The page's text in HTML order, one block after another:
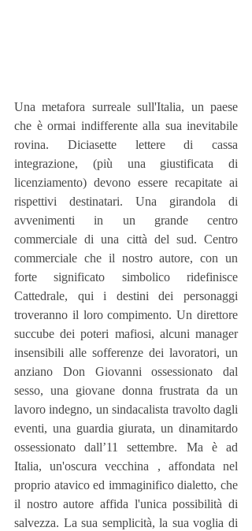
Una metafora surreale sull'Italia, un paese
che è ormai indifferente alla sua inevitabile
rovina. Diciasette lettere di cassa
integrazione, (più una giustificata di
licenziamento) devono essere recapitate ai
rispettivi destinatari. Una girandola di
avvenimenti in un grande centro
commerciale di una città del sud. Centro
commerciale che il nostro autore, con un
forte significato simbolico ridefinisce
Cattedrale, qui i destini dei personaggi
troveranno il loro compimento. Un direttore
succube dei poteri mafiosi, alcuni manager
insensibili alle sofferenze dei lavoratori, un
anziano Don Giovanni ossessionato dal
sesso, una giovane donna frustrata da un
lavoro indegno, un sindacalista travolto dagli
eventi, una guardia giurata, un dinamitardo
ossessionato dall’11 settembre. Ma è ad
Italia, un'oscura vecchina , affondata nel
proprio atavico ed immaginifico dialetto, che
il nostro autore affida l'unica possibilità di
salvezza. La sua semplicità, la sua voglia di